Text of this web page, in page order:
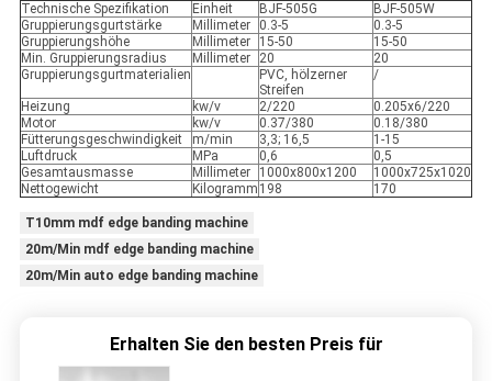
Technische Spezifikation Einheit BJF-505G
BJF-505W
Gruppierungsgurtstärke
Millimeter 0.3-5
0.3-5
Gruppierungshöhe
Millimeter 15-50
15-50
Min. Gruppierungsradius
Millimeter 20
20
Gruppierungsgurtmaterialien
PVC, hölzerner
Streifen
/
Heizung kw/v 2/220
0.205x6/220
Motor
kw/v 0.37/380
0.18/380
Fütterungsgeschwindigkeit
m/min 3,3; 16,5
1-15
Luftdruck
MPa 0,6
0,5
Gesamtausmasse
Millimeter 1000x800x1200
1000x725x1020
Nettogewicht
Kilogramm 198 170
T10mm mdf edge banding machine
20m/Min mdf edge banding machine
20m/Min auto edge banding machine
Erhalten Sie den besten Preis für